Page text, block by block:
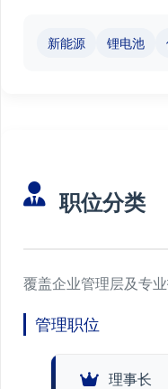
新能源 锂电池
职位分类
覆盖企业管理层及专
管理职位
理事长